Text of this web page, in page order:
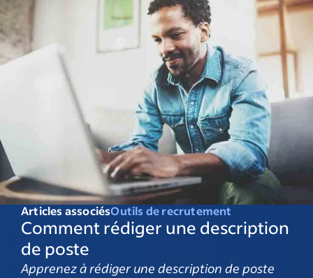
Articles associésOutils de recrutement
Comment rédiger une description
de poste
Apprenez à rédiger une description de poste